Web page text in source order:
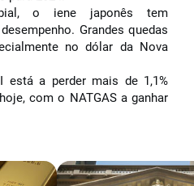
o iene japonês tem
Grandes quedas
no dólar da Nova
está a perder mais de 1,1%
com o NATGAS a ganhar